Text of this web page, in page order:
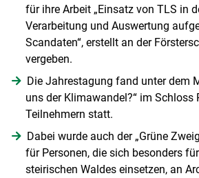
für ihre Arbeit „Einsatz von TLS in
Verarbeitung und Auswertung
Scandaten“, erstellt an der
vergeben.
Die Jahrestagung fand unter dem
uns der Klimawandel?“ im Schloss
Teilnehmern statt.
Dabei wurde auch der „Grüne
für Personen, die sich besonders
steirischen Waldes einsetzen, an